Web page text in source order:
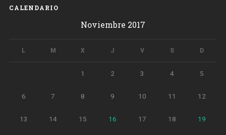
CALENDARIO
Noviembre 2017
L M X J V S D
1 2 3 4 5
6 7 8 9 10 11 12
13 14 15 16 17 18 19